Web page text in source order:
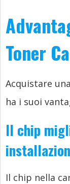
Toner
Acquistare
ha i suoi
Il chip
Il chip nella